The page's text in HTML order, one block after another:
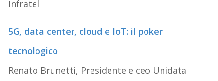
Infratel
5G, data center, cloud e IoT: il poker
tecnologico
Renato Brunetti, Presidente e ceo Unidata